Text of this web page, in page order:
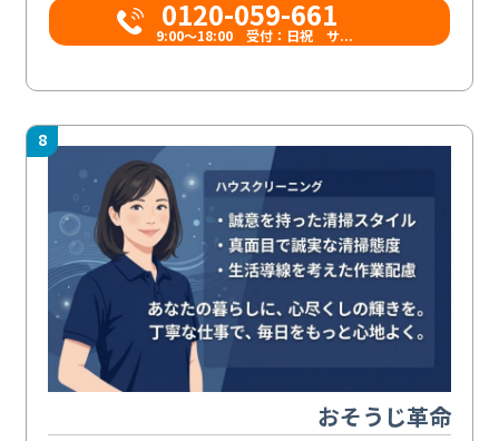
0120-059-661
9:00〜18:00 受付：日祝 サ...
8
おそうじ革命